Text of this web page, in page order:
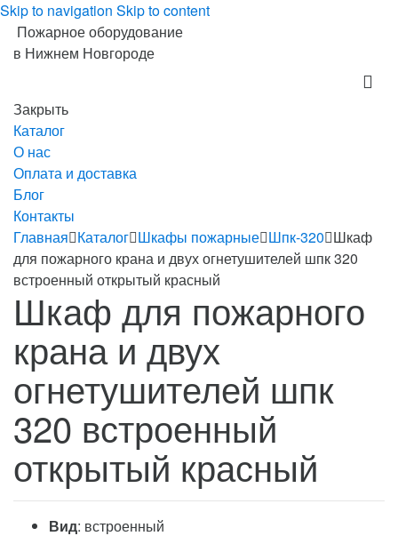
Skip to navigation Skip to content
Пожарное оборудование
в Нижнем Новгороде
Закрыть
Каталог
О нас
Оплата и доставка
Блог
Контакты
Главная Каталог Шкафы пожарные Шпк-320 Шкаф
для пожарного крана и двух огнетушителей шпк 320
встроенный открытый красный
Шкаф для пожарного
крана и двух
огнетушителей шпк
320 встроенный
открытый красный
Вид: встроенный